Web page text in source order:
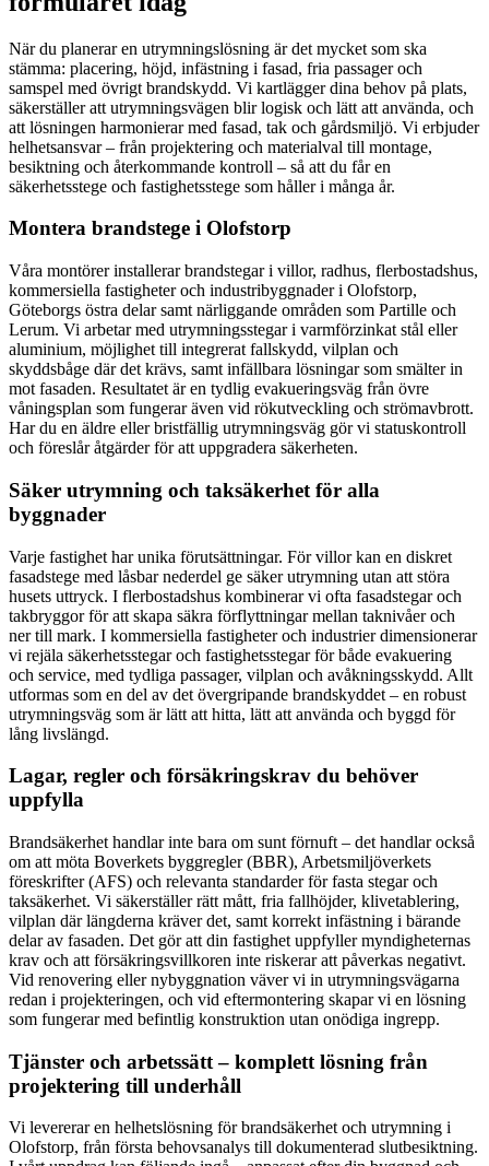
När du planerar en utrymningslösning är det mycket som ska
stämma: placering, höjd, infästning i fasad, fria passager och
samspel med övrigt brandskydd. Vi kartlägger dina behov på plats,
säkerställer att utrymningsvägen blir logisk och lätt att använda, och
att lösningen harmonierar med fasad, tak och gårdsmiljö. Vi erbjuder
helhetsansvar – från projektering och materialval till montage,
besiktning och återkommande kontroll – så att du får en
säkerhetsstege och fastighetsstege som håller i många år.
Montera brandstege i Olofstorp
Våra montörer installerar brandstegar i villor, radhus, flerbostadshus,
kommersiella fastigheter och industribyggnader i Olofstorp,
Göteborgs östra delar samt närliggande områden som Partille och
Lerum. Vi arbetar med utrymningsstegar i varmförzinkat stål eller
aluminium, möjlighet till integrerat fallskydd, vilplan och
skyddsbåge där det krävs, samt infällbara lösningar som smälter in
mot fasaden. Resultatet är en tydlig evakueringsväg från övre
våningsplan som fungerar även vid rökutveckling och strömavbrott.
Har du en äldre eller bristfällig utrymningsväg gör vi statuskontroll
och föreslår åtgärder för att uppgradera säkerheten.
Säker utrymning och taksäkerhet för alla
byggnader
Varje fastighet har unika förutsättningar. För villor kan en diskret
fasadstege med låsbar nederdel ge säker utrymning utan att störa
husets uttryck. I flerbostadshus kombinerar vi ofta fasadstegar och
takbryggor för att skapa säkra förflyttningar mellan taknivåer och
ner till mark. I kommersiella fastigheter och industrier dimensionerar
vi rejäla säkerhetsstegar och fastighetsstegar för både evakuering
och service, med tydliga passager, vilplan och avåkningsskydd. Allt
utformas som en del av det övergripande brandskyddet – en robust
utrymningsväg som är lätt att hitta, lätt att använda och byggd för
lång livslängd.
Lagar, regler och försäkringskrav du behöver
uppfylla
Brandsäkerhet handlar inte bara om sunt förnuft – det handlar också
om att möta Boverkets byggregler (BBR), Arbetsmiljöverkets
föreskrifter (AFS) och relevanta standarder för fasta stegar och
taksäkerhet. Vi säkerställer rätt mått, fria fallhöjder, klivetablering,
vilplan där längderna kräver det, samt korrekt infästning i bärande
delar av fasaden. Det gör att din fastighet uppfyller myndigheternas
krav och att försäkringsvillkoren inte riskerar att påverkas negativt.
Vid renovering eller nybyggnation väver vi in utrymningsvägarna
redan i projekteringen, och vid eftermontering skapar vi en lösning
som fungerar med befintlig konstruktion utan onödiga ingrepp.
Tjänster och arbetssätt – komplett lösning från
projektering till underhåll
Vi levererar en helhetslösning för brandsäkerhet och utrymning i
Olofstorp, från första behovsanalys till dokumenterad slutbesiktning.